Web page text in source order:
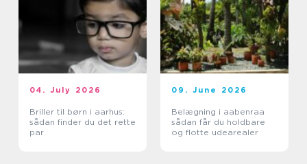
04. July 2026
Briller til børn i aarhus:
sådan finder du det rette
par
09. June 2026
Belægning i aabenraa
sådan får du holdbare
og flotte udearealer